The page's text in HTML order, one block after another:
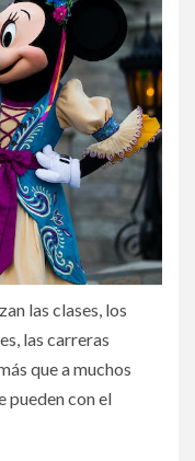
las clases, los
las carreras
que a muchos
pueden con el